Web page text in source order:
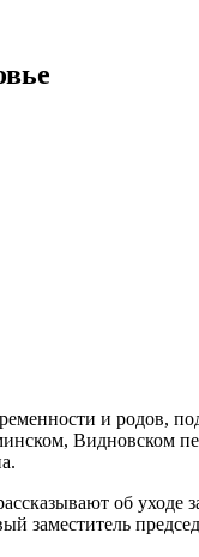
и родов,
Видновском
об